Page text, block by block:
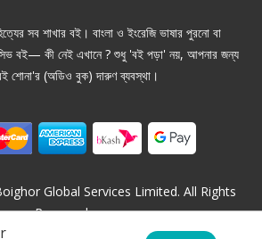
সব শাখার বই। বাংলা ও ইংরেজি ভাষার পুরনো বা
বই— কী নেই এখানে ? শুধু 'বই পড়া' নয়, আপনার জন্য
শোনা'র (অডিও বুক) দারুণ ব্যবস্থা।
Global Services Limited. All Rights
Reserved.